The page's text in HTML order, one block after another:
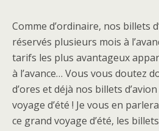
Comme d’ordinaire, nos billets
réservés plusieurs mois à
tarifs les plus avantageux
à l’avance… Vous vous doutez
d’ores et déjà nos billets
voyage d’été ! Je vous en
ce grand voyage d’été, les